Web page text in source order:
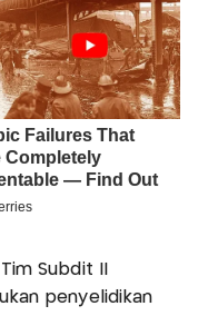
Subdit II
penyelidikan